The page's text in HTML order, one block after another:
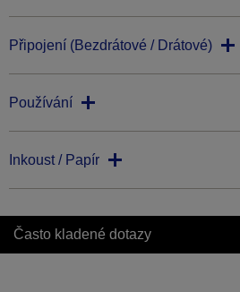
Připojení (Bezdrátové / Drátové)
Používání
Inkoust / Papír
Často kladené dotazy